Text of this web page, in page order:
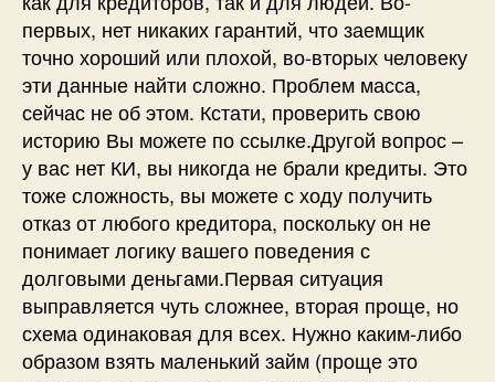
первых, нет никаких гарантий, что заемщик
точно хороший или плохой, во-вторых человеку
эти данные найти сложно. Проблем масса,
сейчас не об этом. Кстати, проверить свою
историю Вы можете по ссылке.Другой вопрос –
у вас нет КИ, вы никогда не брали кредиты. Это
тоже сложность, вы можете с ходу получить
отказ от любого кредитора, поскольку он не
понимает логику вашего поведения с
долговыми деньгами.Первая ситуация
выправляется чуть сложнее, вторая проще, но
схема одинаковая для всех. Нужно каким-либо
образом взять маленький займ (проще это